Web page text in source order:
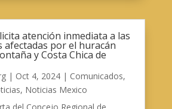
atención inmediata a las
afectadas por el huracán
y Costa Chica de
| Oct 4, 2024| Comunicados,
, Noticias Mexico
del Concejo Regional de